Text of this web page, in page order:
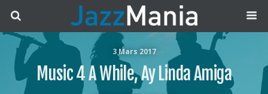
3 Mars 2017
Music 4 A While, Ay Linda Amiga